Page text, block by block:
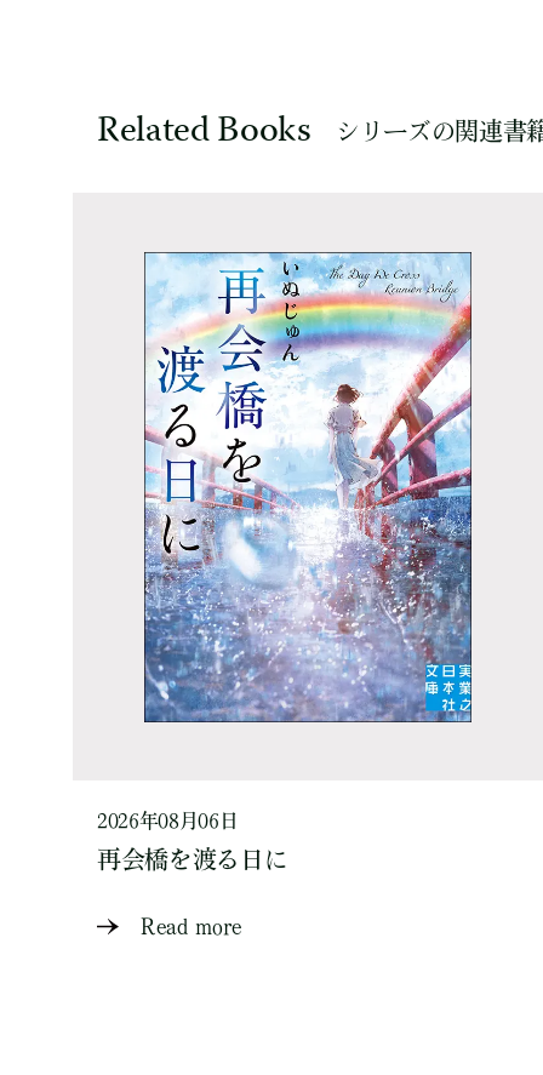
Related Books シリーズの関連書
2026年08月06日
再会橋を渡る日に
Read more